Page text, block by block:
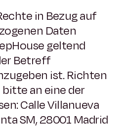
in Bezug auf
Daten
geltend
Betreff
ist. Richten
an eine der
Calle Villanueva
SM, 28001 Madrid